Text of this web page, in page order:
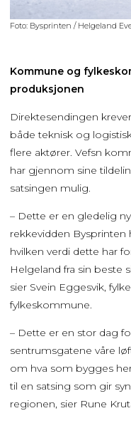
Foto: Bysprinten / Helgeland
Kommune og
produksjonen
Direktesendingen
både teknisk og
flere aktører. Vefsn
har gjennom sine
satsingen mulig.
– Dette er en gledelig
rekkevidden Bysprinten
hvilken verdi dette har
Helgeland fra sin beste
sier Svein Eggesvik,
fylkeskommune.
– Dette er en stor dag
sentrumsgatene våre
om hva som bygges
til en satsing som gir
regionen, sier Rune